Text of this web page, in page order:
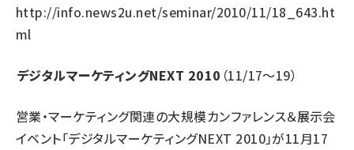
http://info.news2u.net/seminar/2010/11/18_643.ht
ml
デジタルマーケティングNEXT 2010 （11/17～19）
営業・マーケティング関連の大規模カンファレンス＆展示会
イベント「デジタルマーケティングNEXT 2010」が11月17